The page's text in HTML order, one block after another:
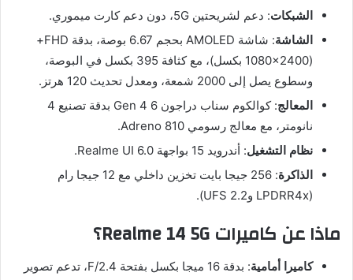
الشبكات: دعم لشريحتين 5G، دون دعم كارت ميموري.
الشاشة
: شاشة AMOLED بحجم 6.67 بوصة، بدقة FHD+
(1080×2400 بكسل)، مع كثافة 395 بكسل في البوصة،
وسطوع يصل إلى 2000 شمعة، ومعدل تحديث 120 هرتز.
المعالج
: كوالكوم سناب دراجون 6 Gen 4 بدقة تصنيع 4
نانومتر، مع معالج رسومي Adreno 810.
نظام التشغيل: أندرويد 15 بواجهة Realme UI 6.0.
الذاكرة
: 256 جيجا بايت تخزين داخلي مع 12 جيجا رام
(LPDRR4x وUFS 2.2).
ماذا عن كاميرات Realme 14 5G؟
كاميرا أمامية
: بدقة 16 ميجا بكسل بفتحة F/2.4، تدعم تصوير